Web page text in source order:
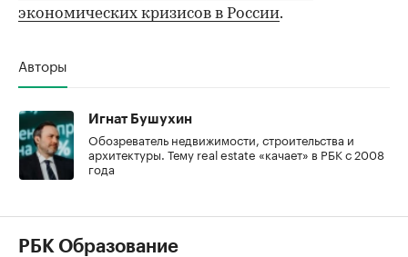
экономических кризисов в России.
Авторы
Игнат Бушухин
Обозреватель недвижимости, строительства и
архитектуры. Тему real estate «качает» в РБК с 2008
года
РБК Образование